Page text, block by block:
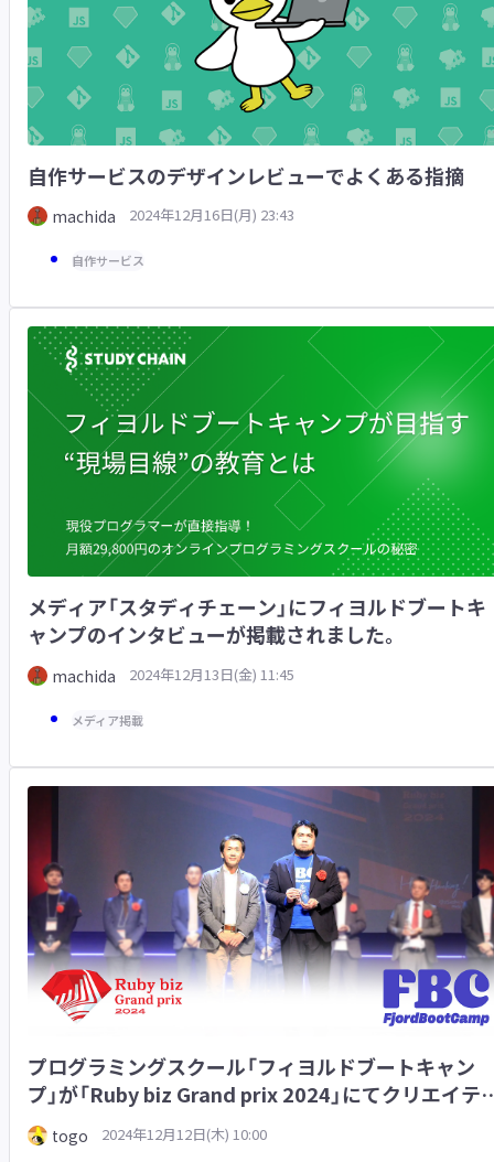
自作サービスのデザインレビューでよくある指摘
machida 2024年12月16日(月) 23:43
自作サービス
メディア「スタディチェーン」にフィヨルドブートキ
ャンプのインタビューが掲載されました。
machida 2024年12月13日(金) 11:45
メディア掲載
プログラミングスクール「フィヨルドブートキャン
プ」が「Ruby biz Grand prix 2024」にてクリエイテ
ブ賞を受賞
togo 2024年12月12日(木) 10:00